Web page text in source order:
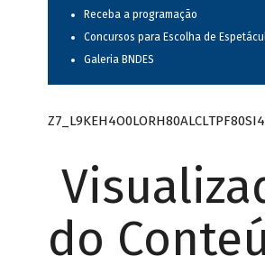
Receba a programação
Concursos para Escolha de
Galeria BNDES
Z7_L9KEH4O0LORH80ALCLTPF80SI4
do